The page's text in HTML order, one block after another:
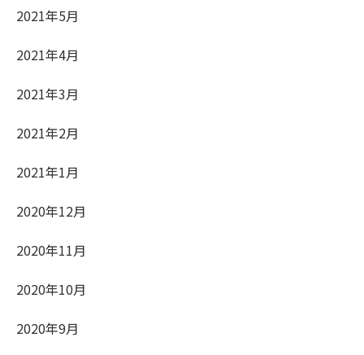
2021年5月
2021年4月
2021年3月
2021年2月
2021年1月
2020年12月
2020年11月
2020年10月
2020年9月